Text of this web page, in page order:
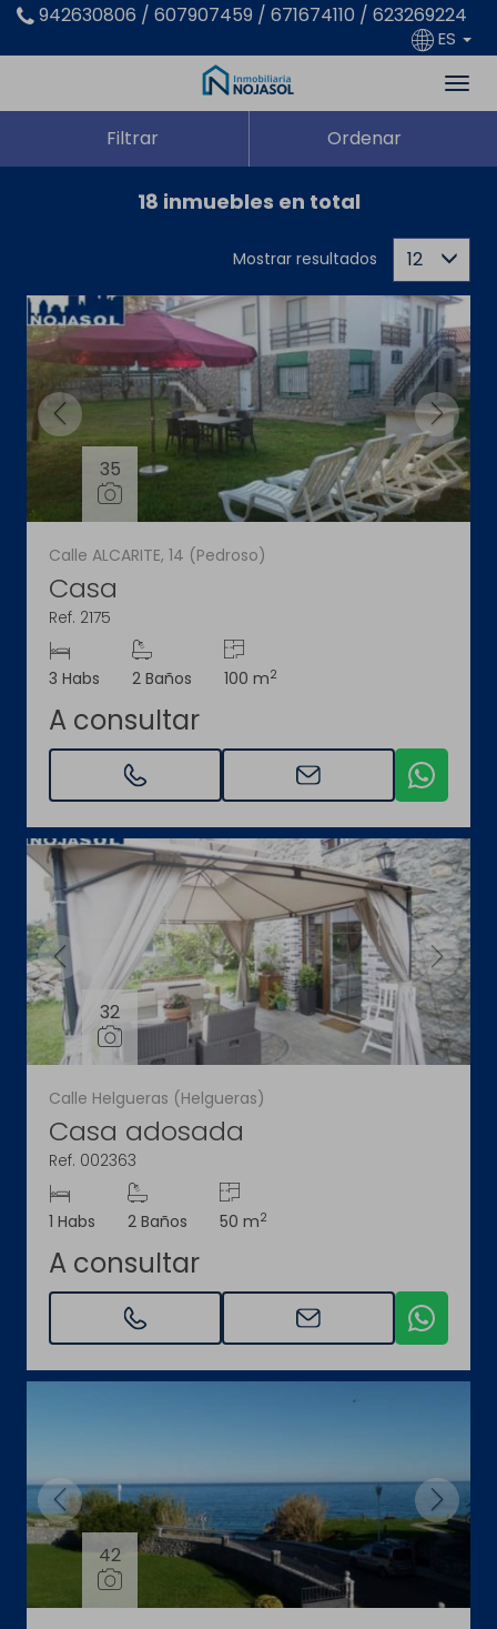
942630806 / 607907459 / 671674110 / 623269224
ES
Filtrar Ordenar
18 inmuebles en total
Mostrar resultados 12
35
Calle ALCARITE, 14 (Pedroso)
Casa
Ref. 2175
3 Habs 2 Baños 100 m2
A consultar
32
Calle Helgueras (Helgueras)
Casa adosada
Ref. 002363
1 Habs 2 Baños 50 m2
A consultar
42